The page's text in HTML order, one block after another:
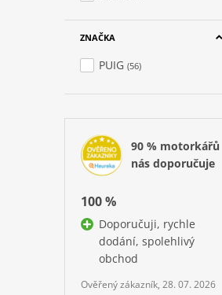
ZNAČKA
PUIG (56)
90 % motorkářů
nás doporučuje
100 %
Doporučuji, rychle
dodání, spolehlivý
obchod
Ověřený zákazník, 28. 07. 2026